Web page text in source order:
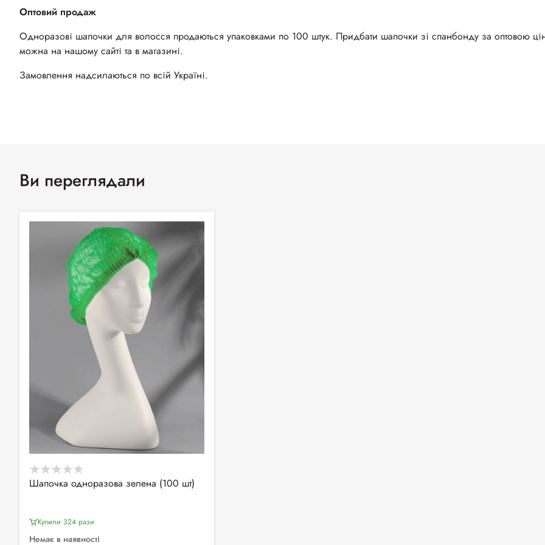
Оптовий продаж
Одноразові шапочки для волосся продаються упаковками по 100 штук. Придбати шапочки зі спанбонду за оптовою
можна на нашому сайті та в магазині.
Замовлення надсилаються по всій Україні.
Ви переглядали
Шапочка одноразова зелена (100 шт)
Купили 324 рази
Немає в наявності